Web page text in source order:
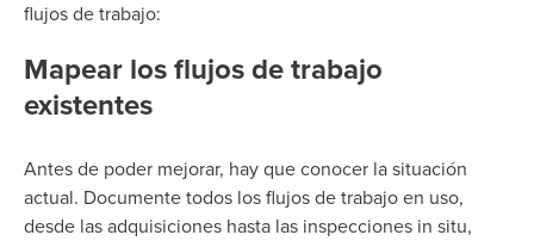
flujos de trabajo:
Mapear los flujos de trabajo
existentes
Antes de poder mejorar, hay que conocer la situación
actual. Documente todos los flujos de trabajo en uso,
desde las adquisiciones hasta las inspecciones in situ,